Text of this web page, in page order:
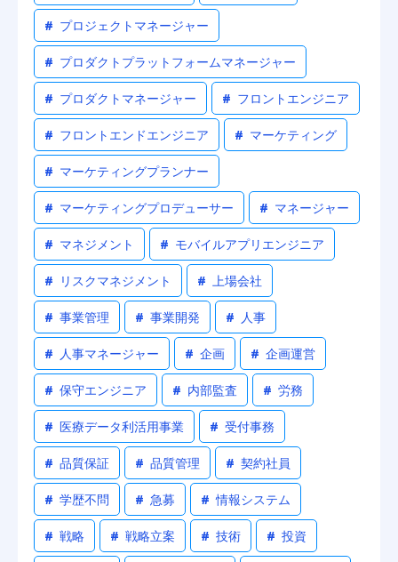
# プロジェクトマネージャー
# プロダクトプラットフォームマネージャー
# プロダクトマネージャー # フロントエンジニア
# フロントエンドエンジニア # マーケティング
# マーケティングプランナー
# マーケティングプロデューサー # マネージャー
# マネジメント # モバイルアプリエンジニア
# リスクマネジメント # 上場会社
# 事業管理 # 事業開発 # 人事
# 人事マネージャー # 企画 # 企画運営
# 保守エンジニア # 内部監査 # 労務
# 医療データ利活用事業 # 受付事務
# 品質保証 # 品質管理 # 契約社員
# 学歴不問 # 急募 # 情報システム
# 戦略 # 戦略立案 # 技術 # 投資